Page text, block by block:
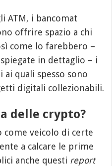
ATM, i bancomat
offrire spazio a chi
come lo farebbero –
in dettaglio – i
quali spesso sono
digitali collezionabili.
delle crypto?
come veicolo di certe
a calcare le prime
anche questi report